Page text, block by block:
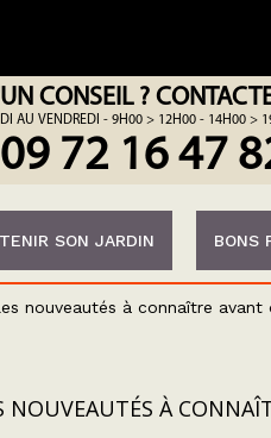
CONSEIL ?
AU VENDREDI - 9H00 > 12H00 - 14H00 >
72 16 47
SON JARDIN BONS
nouveautés à connaître
À